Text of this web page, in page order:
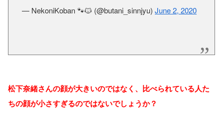
— NekoniKoban 🐾🐱 (@butani_sinnjyu) June 2, 2020
松下奈緒さんの顔が大きいのではなく、比べられている人た
ちの顔が小さすぎるのではないでしょうか？